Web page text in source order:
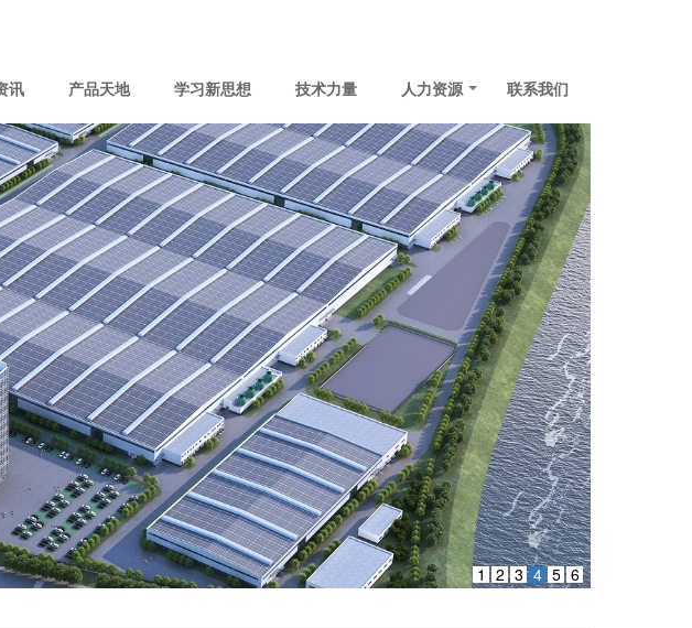
讯 产品天地 学习新思想 技术力量 人力资源 联系我们
1 2 3 4 5 6